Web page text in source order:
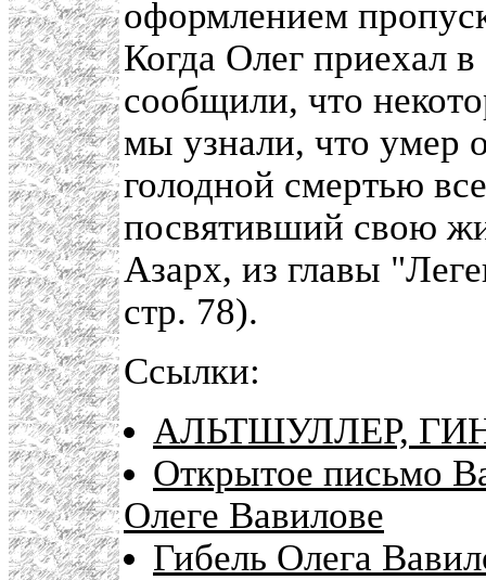
оформлением
Когда Олег приехал
сообщили, что
мы узнали, что умер
голодной смертью
посвятивший свою
Азарх, из главы
стр. 78).
Ссылки:
АЛЬТШУЛЛЕР,
Открытое письмо
Олеге Вавилове
Гибель Олега